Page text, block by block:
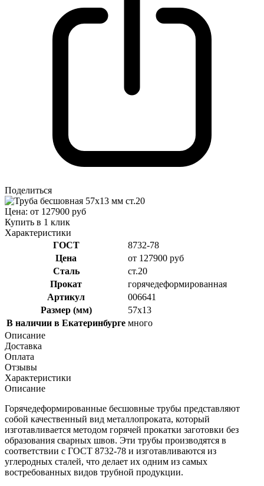
Поделиться
Цена: от 127900 руб
Купить в 1 клик
Характеристики
ГОСТ
8732-78
Цена
от 127900 руб
Сталь
ст.20
Прокат
горячедеформированная
Артикул
006641
Размер (мм)
57x13
В наличии в Екатеринбурге много
Описание
Доставка
Оплата
Отзывы
Характеристики
Описание
Горячедеформированные бесшовные трубы представляют
собой качественный вид металлопроката, который
изготавливается методом горячей прокатки заготовки без
образования сварных швов. Эти трубы производятся в
соответствии с ГОСТ 8732-78 и изготавливаются из
углеродных сталей, что делает их одним из самых
востребованных видов трубной продукции.